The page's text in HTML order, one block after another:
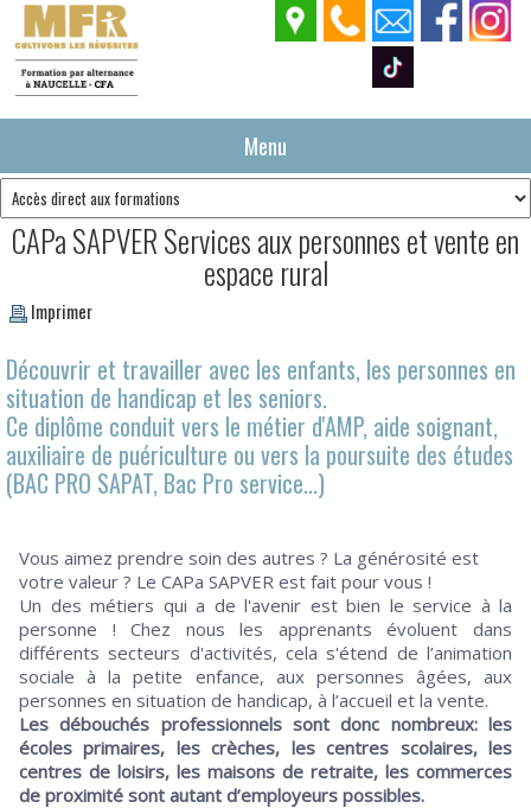
Menu
CAPa SAPVER Services aux personnes et vente en
espace rural
Imprimer
Découvrir et travailler avec les enfants, les personnes en
situation de handicap et les seniors.
Ce diplôme conduit vers le métier d'AMP, aide soignant,
auxiliaire de puériculture ou vers la poursuite des études
(BAC PRO SAPAT, Bac Pro service...)
Vous aimez prendre soin des autres ? La générosité est
votre valeur ? Le CAPa SAPVER est fait pour vous !
Un des métiers qui a de l'avenir est bien le service à la
personne ! Chez nous les apprenants évoluent dans
différents secteurs d'activités, cela s'étend de l’animation
sociale à la petite enfance, aux personnes âgées, aux
personnes en situation de handicap, à l’accueil et la vente.
Les débouchés professionnels sont donc nombreux: les
écoles primaires, les crèches, les centres scolaires, les
centres de loisirs, les maisons de retraite, les commerces
de proximité sont autant d’employeurs possibles.